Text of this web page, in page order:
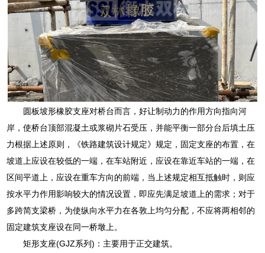
圆板坡形橡胶支座对桥台而言，好让制动力的作用方向指向河
岸，使桥台顶部混凝土或浆砌片石受压，并能平衡一部分台后填土压
力根据上述原则，《铁路建筑设计规定》规定，固定支座的布置，在
坡道上应设在较低的一端，在车站附近，应设在靠近车站的一端，在
区间平道上，应设在重车方向的前端，当上述规定相互抵触时，则应
按水平力作用影响较大的情况设置，即应先满足坡道上的需求；对于
多跨简支梁桥，为使纵向水平力在各敦上均匀分配，不应将两相邻的
固定建筑支座设在同一桥墩上。
矩形支座(GJZ系列)：主要用于正交建筑。